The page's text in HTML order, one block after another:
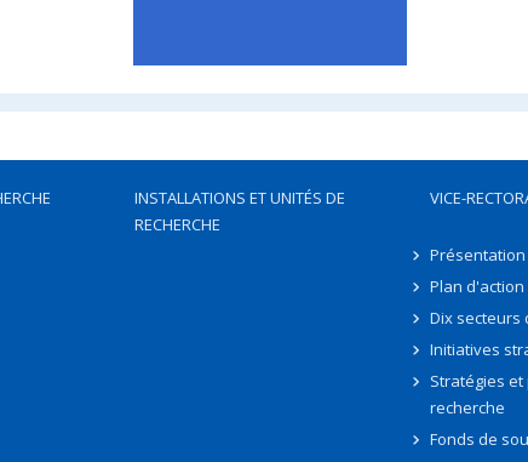
INSTALLATIONS ET UNITÉS DE
RECHERCHE
VICE-
Présentation
Plan d'action
Dix secteurs
Initiatives
Stratégies
recherche
Fonds de